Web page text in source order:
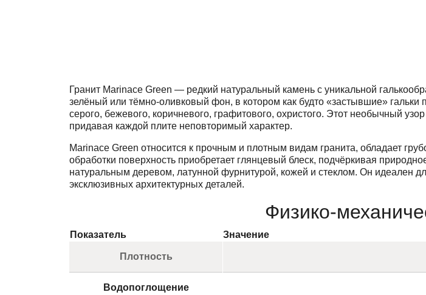
Гранит Marinace Green — редкий натуральный камень с уникальной
зелёный или тёмно-оливковый фон, в котором как будто «застывшие»
серого, бежевого, коричневого, графитового, охристого. Этот необычный
придавая каждой плите неповторимый характер.
Marinace Green относится к прочным и плотным видам гранита, обладает
обработки поверхность приобретает глянцевый блеск, подчёркивая
натуральным деревом, латунной фурнитурой, кожей и стеклом. Он идеален
эксклюзивных архитектурных деталей.
Физико-
Показатель Значение
Плотность
Водопоглощение